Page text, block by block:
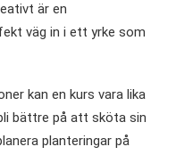
är en
väg in i ett yrke som
kan en kurs vara lika
bättre på att sköta sin
planteringar på